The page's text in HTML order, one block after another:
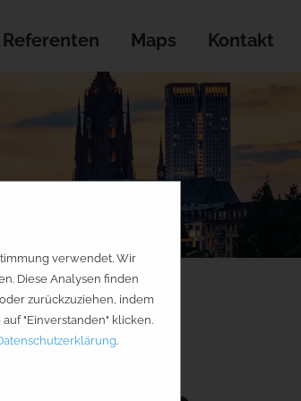
Referenten Maps Kontakt
verwendet. Wir
Diese Analysen finden
zurückzuziehen, indem
"Einverstanden" klicken.
.